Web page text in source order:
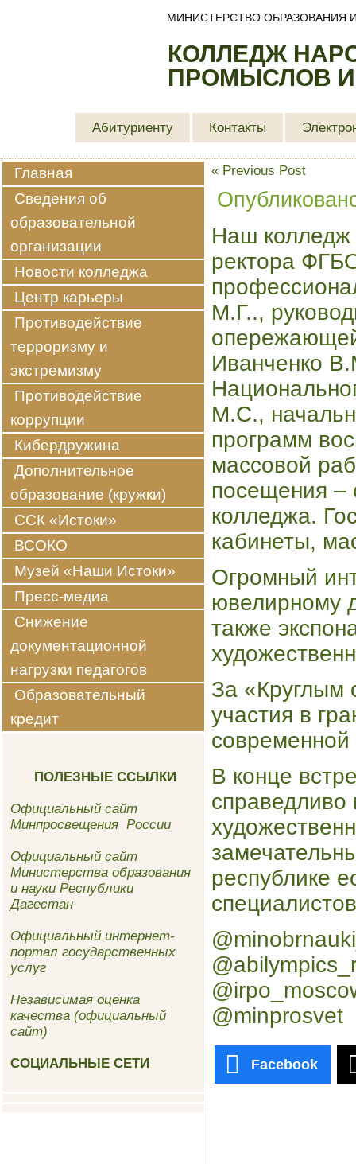
КОЛЛЕДЖ
ПРОМЫСЛОВ
МИНИСТЕРСТВО ОБРАЗОВАНИЯ
Абитуриенту Контакты
Главная
Сведения об
образовательной
организации
Новости колледжа
Центр карьеры
Противодействие
терроризму и
экстремизму
Противодействие
коррупции
Кибердружина
Дополнительное
образование (кружки)
ССК «Истоки»
ВСОКО
Музей «Наши Истоки»
Пресс-медиа
Снижение
документационной
нагрузки педагогов
Образовательный
кредит
ПОЛЕЗНЫЕ ССЫЛКИ
Официальный сайт
Минпросвещения России
Официальный сайт
Министерства образования
и науки Республики
Дагестан
Официальный интернет-
портал государственных
услуг
Независимая оценка
качества (официальный
сайт)
СОЦИАЛЬНЫЕ СЕТИ
« Previous Post
Наш колледж
ректора
М.Г..,
Иванченко
М.С.,
программ
массовой
посещения –
колледжа.
кабинеты,
Огромный
ювелирному
также
За «Круглым
участия в
современной
В конце
республике
@minprosvet
Facebook